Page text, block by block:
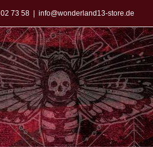
73 58 info@wonderland13-store.de